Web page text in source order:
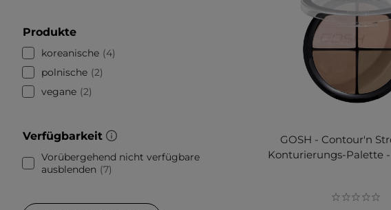
Produkte
koreanische
4
polnische 2
vegane 2
Verfügbarkeit
Vorübergehend nicht verfügbare
ausblenden
7
GOSH - Contour'n
Konturierungs-Palette -